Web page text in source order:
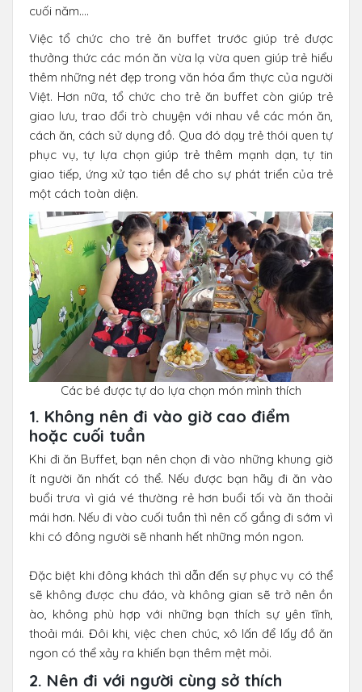
cuối năm….
Việc tổ chức cho trẻ ăn buffet trước giúp trẻ được
thưởng thức các món ăn vừa lạ vừa quen giúp trẻ hiểu
thêm những nét đẹp trong văn hóa ẩm thực của người
Việt. Hơn nữa, tổ chức cho trẻ ăn buffet còn giúp trẻ
giao lưu, trao đổi trò chuyện với nhau về các món ăn,
cách ăn, cách sử dụng đồ. Qua đó dạy trẻ thói quen tự
phục vụ, tự lựa chọn giúp trẻ thêm mạnh dạn, tự tin
giao tiếp, ứng xử tạo tiền đề cho sự phát triển của trẻ
một cách toàn diện.
Các bé được tự do lựa chọn món mình thích
1. Không nên đi vào giờ cao điểm
hoặc cuối tuần
Khi đi ăn Buffet, bạn nên chọn đi vào những khung giờ
ít người ăn nhất có thể. Nếu được bạn hãy đi ăn vào
buổi trưa vì giá vé thường rẻ hơn buổi tối và ăn thoải
mái hơn. Nếu đi vào cuối tuần thì nên cố gắng đi sớm vì
khi có đông người sẽ nhanh hết những món ngon.
Đặc biệt khi đông khách thì dẫn đến sự phục vụ có thể
sẽ không được chu đáo, và không gian sẽ trở nên ồn
ào, không phù hợp với những bạn thích sự yên tĩnh,
thoải mái. Đôi khi, việc chen chúc, xô lấn để lấy đồ ăn
ngon có thể xảy ra khiến bạn thêm mệt mỏi.
2. Nên đi với người cùng sở thích